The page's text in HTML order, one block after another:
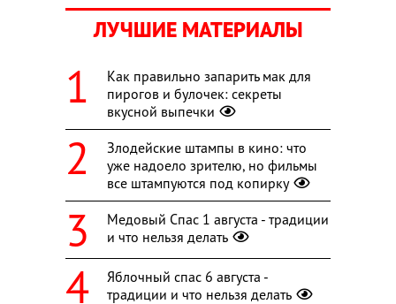
ЛУЧШИЕ МАТЕРИАЛЫ
Как правильно запарить мак для
пирогов и булочек: секреты
вкусной выпечки
Злодейские штампы в кино: что
уже надоело зрителю, но фильмы
все штампуются под копирку
Медовый Спас 1 августа - традиции
и что нельзя делать
Яблочный спас 6 августа -
традиции и что нельзя делать